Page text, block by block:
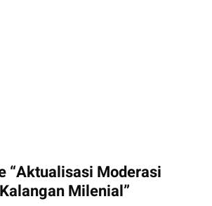
“Aktualisasi Moderasi
Milenial”